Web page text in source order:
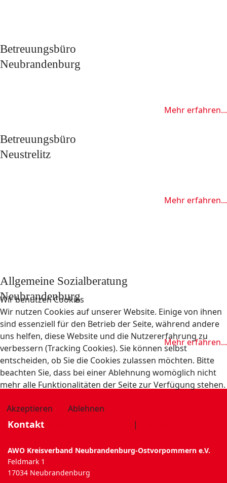
Betreuungsbüro
Neubrandenburg
Mehr erfahren...
Betreuungsbüro
Neustrelitz
Mehr erfahren...
Allgemeine Sozialberatung
Neubrandenburg
Mehr erfahren...
Kontakt
AWO Kreisverband Neubrandenburg-Ostvorpommern e.V.
Feldmark 1
17034 Neubrandenburg
Wir benutzen Cookies
Wir nutzen Cookies auf unserer Website. Einige von ihnen
sind essenziell für den Betrieb der Seite, während andere
uns helfen, diese Website und die Nutzererfahrung zu
verbessern (Tracking Cookies). Sie können selbst
entscheiden, ob Sie die Cookies zulassen möchten. Bitte
beachten Sie, dass bei einer Ablehnung womöglich nicht
mehr alle Funktionalitäten der Seite zur Verfügung stehen.
Akzeptieren
Ablehnen
Weitere Informationen
|